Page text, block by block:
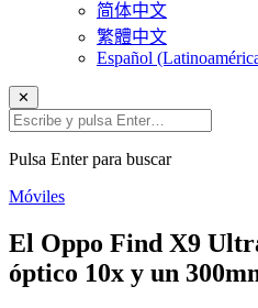
简体中文
繁體中文
Español
✕
Pulsa Enter para buscar
Móviles
El Oppo Find X9
óptico 10x y un